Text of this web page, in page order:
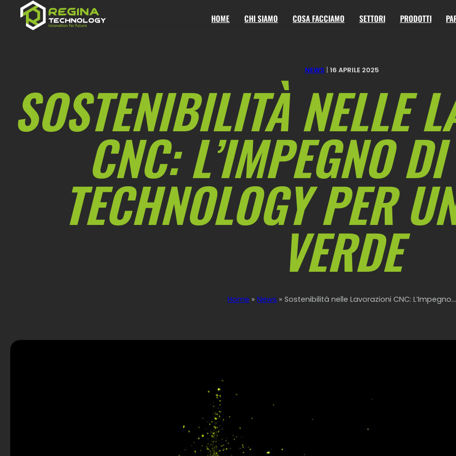
Regina
Technology
HOME CHI SIAMO COSA FACCIAMO SETTORI PRODOTTI
NEWS 16 APRILE 2025
SOSTENIBILITÀ NELLE
CNC: L’IMPEGNO
TECHNOLOGY PER
VERDE
Home »News »Sostenibilità nelle Lavorazioni CNC: L’Impegno...